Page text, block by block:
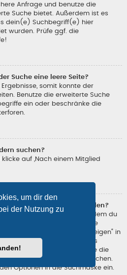
um dir den
der Nutzung zu
Anfrage und benutze die
Suche bietet. Außerdem ist es
dein(e) Suchbegriff(e) hier
wurden. Prüfe ggf. die
Suche eine leere Seite?
somit konnte der
Benutze die erweiterte Suche
ein oder beschränke die
suchen?
auf „Nach einem Mitglied
Beiträge und Themen finden?
du dir anzeigen lassen, indem du
oben auf der Boardseite
auch „Deine Beiträge anzeigen“ in
oder „Beiträge des Benutzers
verwenden. Benutze die
dir erstellen Themen zu suchen.
Optionen in die Suchmaske ein.